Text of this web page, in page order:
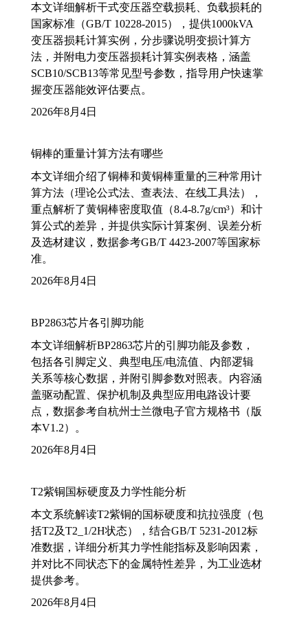
本文详细解析干式变压器空载损耗、负载损耗的
国家标准（GB/T 10228-2015），提供1000kVA
变压器损耗计算实例，分步骤说明变损计算方
法，并附电力变压器损耗计算实例表格，涵盖
SCB10/SCB13等常见型号参数，指导用户快速掌
握变压器能效评估要点。
2026年8月4日
铜棒的重量计算方法有哪些
本文详细介绍了铜棒和黄铜棒重量的三种常用计
算方法（理论公式法、查表法、在线工具法），
重点解析了黄铜棒密度取值（8.4-8.7g/cm³）和计
算公式的差异，并提供实际计算案例、误差分析
及选材建议，数据参考GB/T 4423-2007等国家标
准。
2026年8月4日
BP2863芯片各引脚功能
本文详细解析BP2863芯片的引脚功能及参数，
包括各引脚定义、典型电压/电流值、内部逻辑
关系等核心数据，并附引脚参数对照表。内容涵
盖驱动配置、保护机制及典型应用电路设计要
点，数据参考自杭州士兰微电子官方规格书（版
本V1.2）。
2026年8月4日
T2紫铜国标硬度及力学性能分析
本文系统解读T2紫铜的国标硬度和抗拉强度（包
括T2及T2_1/2H状态），结合GB/T 5231-2012标
准数据，详细分析其力学性能指标及影响因素，
并对比不同状态下的金属特性差异，为工业选材
提供参考。
2026年8月4日